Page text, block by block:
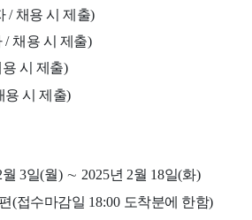
/ 채용 시 제출)
/ 채용 시 제출)
시 제출)
용 시 제출)
월 3일(월) ∼ 2025년 2월 18일(화)
(접수마감일 18:00 도착분에 한함)